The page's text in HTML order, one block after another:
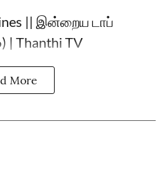
|| இன்றைய டாப்
| Thanthi TV
More